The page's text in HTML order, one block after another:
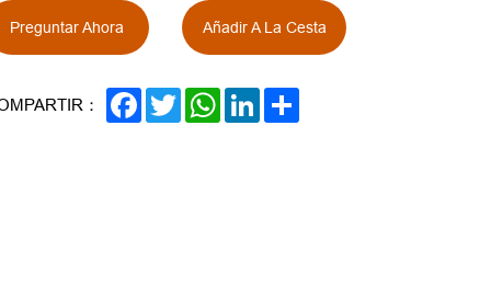
Preguntar Ahora Añadir A La Cesta
： FACEBOOK
TWITTERWHATSAPP
LINKEDIN